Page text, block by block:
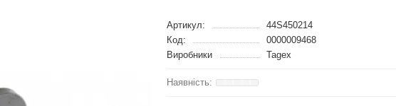
Артикул:
44S450214
Код:
0000009468
Виробники
Tagex